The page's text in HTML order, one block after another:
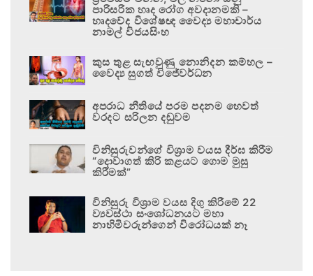
පාරිසරික හෘද රෝග අවදානමකි –
හෘදවේද විශේෂඥ වෛද්‍ය මහාචාර්ය
නාමල් විජයසිංහ
කුස තුළ සැඟවුණු නොනිදන කම්හල –
වෛද්‍ය සුගත් විජේවර්ධන
අපරාධ නීතියේ පරම පදනම හෙවත්
වරදට සරිලන දඬුවම
විනිසුරුවන්ගේ විශ්‍රාම වයස දීර්ඝ කිරීම
“දොවාගත් කිරි කළයට ගොම මුසු
කිරීමක්”
විනිසුරු විශ්‍රාම වයස දිගු කිරීමේ 22
ව්‍යවස්ථා සංශෝධනයට මහා
නාහිමිවරුන්ගෙන් විරෝධයක් නෑ